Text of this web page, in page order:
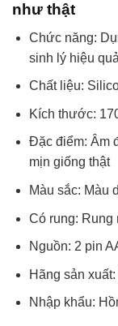
như thật
Chức năng:
sinh lý hiệu quả
Chất liệu:
Kích thước:
Đặc điểm: Âm
mịn giống thật
Màu sắc: Màu
Có rung: Rung
Nguồn: 2 pin
Hãng sản
Nhập khẩu: